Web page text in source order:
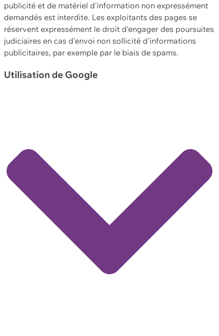
publicité et de matériel d'information non expressément
demandés est interdite. Les exploitants des pages se
réservent expressément le droit d'engager des poursuites
judiciaires en cas d'envoi non sollicité d'informations
publicitaires, par exemple par le biais de spams.
Utilisation de Google